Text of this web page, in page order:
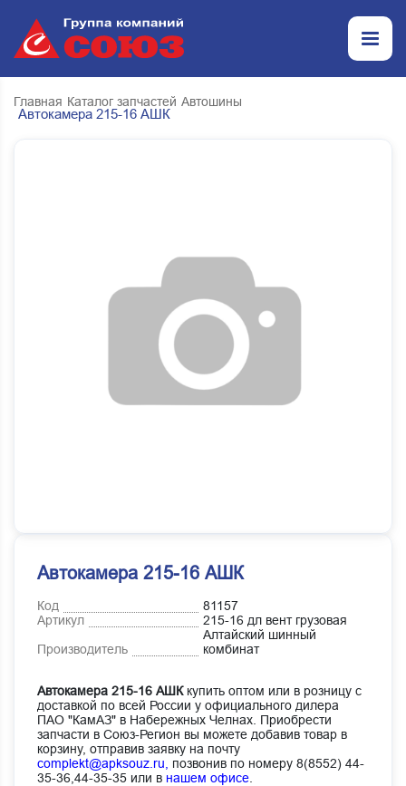
Главная Каталог запчастей Автошины
Автокамера 215-16 АШК
Автокамера 215-16 АШК
Код
81157
Артикул
215-16 дл вент грузовая
Производитель
Алтайский шинный
комбинат
Автокамера 215-16 АШКкупить оптом или в розницу с
доставкой по всей России у официального дилера
ПАО "КамАЗ" в Набережных Челнах. Приобрести
запчасти в Союз-Регион вы можете добавив товар в
корзину, отправив заявку на почту
complekt@apksouz.ru,
позвонив по номеру 8(8552) 44-
35-36,44-35-35 или в нашем офисе